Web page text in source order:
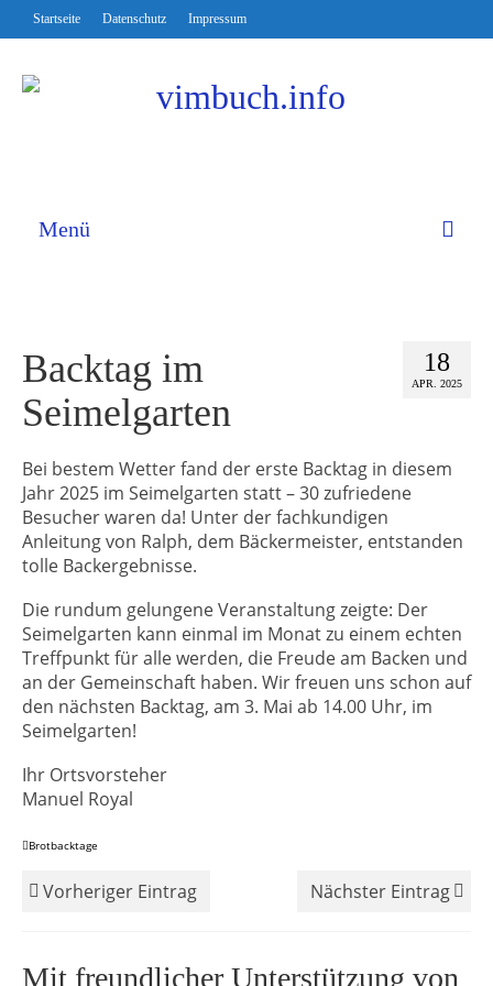
Startseite Datenschutz Impressum
Menü
18
APR. 2025
Backtag im
Seimelgarten
Bei bestem Wetter fand der erste Backtag in diesem
Jahr 2025 im Seimelgarten statt – 30 zufriedene
Besucher waren da! Unter der fachkundigen
Anleitung von Ralph, dem Bäckermeister, entstanden
tolle Backergebnisse.
Die rundum gelungene Veranstaltung zeigte: Der
Seimelgarten kann einmal im Monat zu einem echten
Treffpunkt für alle werden, die Freude am Backen und
an der Gemeinschaft haben. Wir freuen uns schon auf
den nächsten Backtag, am 3. Mai ab 14.00 Uhr, im
Seimelgarten!
Ihr Ortsvorsteher
Manuel Royal
Brotbacktage
Vorheriger Eintrag Nächster Eintrag
Mit freundlicher Unterstützung von